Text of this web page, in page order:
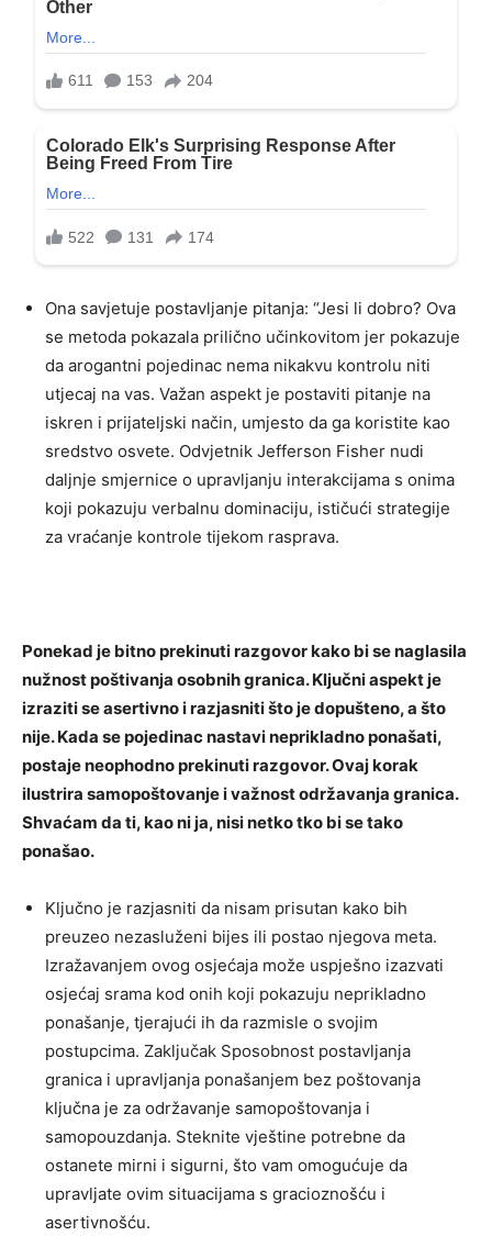
Ona savjetuje postavljanje pitanja: “Jesi li dobro? Ova
se metoda pokazala prilično učinkovitom jer pokazuje
da arogantni pojedinac nema nikakvu kontrolu niti
utjecaj na vas. Važan aspekt je postaviti pitanje na
iskren i prijateljski način, umjesto da ga koristite kao
sredstvo osvete. Odvjetnik Jefferson Fisher nudi
daljnje smjernice o upravljanju interakcijama s onima
koji pokazuju verbalnu dominaciju, ističući strategije
za vraćanje kontrole tijekom rasprava.
Ponekad je bitno prekinuti razgovor kako bi se naglasila
nužnost poštivanja osobnih granica. Ključni aspekt je
izraziti se asertivno i razjasniti što je dopušteno, a što
nije. Kada se pojedinac nastavi neprikladno ponašati,
postaje neophodno prekinuti razgovor. Ovaj korak
ilustrira samopoštovanje i važnost održavanja granica.
Shvaćam da ti, kao ni ja, nisi netko tko bi se tako
ponašao.
Ključno je razjasniti da nisam prisutan kako bih
preuzeo nezasluženi bijes ili postao njegova meta.
Izražavanjem ovog osjećaja može uspješno izazvati
osjećaj srama kod onih koji pokazuju neprikladno
ponašanje, tjerajući ih da razmisle o svojim
postupcima. Zaključak Sposobnost postavljanja
granica i upravljanja ponašanjem bez poštovanja
ključna je za održavanje samopoštovanja i
samopouzdanja. Steknite vještine potrebne da
ostanete mirni i sigurni, što vam omogućuje da
upravljate ovim situacijama s gracioznošću i
asertivnošću.